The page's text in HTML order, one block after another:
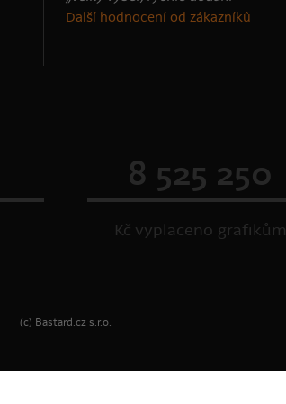
Další hodnocení od zákazníků
8 525 250
Kč vyplaceno grafikům
(c) Bastard.cz s.r.o.